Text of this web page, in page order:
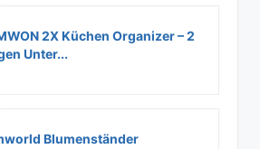
2X Küchen Organizer – 2
Unter...
Blumenständer